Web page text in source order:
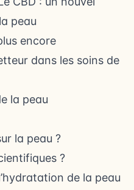
peau
encore
dans les soins de
la peau
la peau ?
?
de la peau